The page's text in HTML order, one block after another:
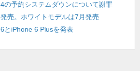
の予約システムダウンについて謝罪
売。ホワイトモデルは7月発売
とiPhone 6 Plusを発表